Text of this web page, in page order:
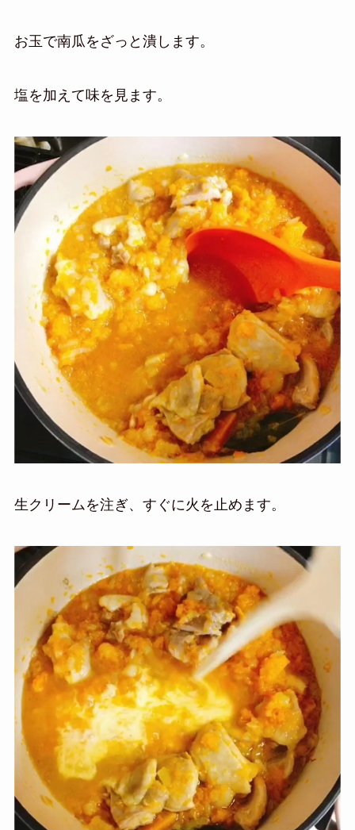
お玉で南瓜をざっと潰します。
塩を加えて味を見ます。
生クリームを注ぎ、すぐに火を止めます。